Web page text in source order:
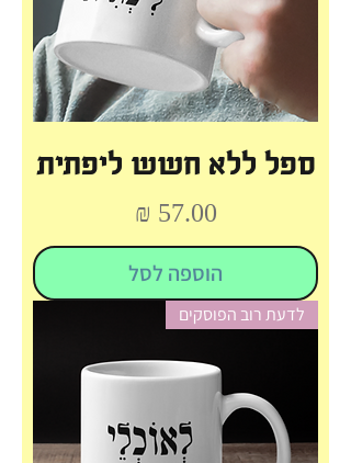
ספל ללא חשש ליפתית
מחיר
הוספה לסל
לדעת רוב הפוסקים